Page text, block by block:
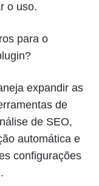
o uso.
para o
expandir as
de
de SEO,
automática e
configurações